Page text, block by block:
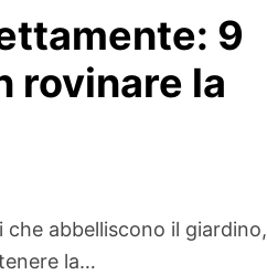
9
rovinare la
abbelliscono il giardino,
la…